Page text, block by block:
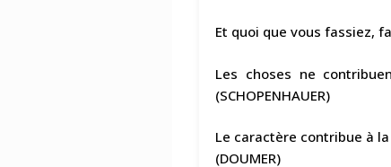
Et quoi que vous fassiez,
Les choses ne
(SCHOPENHAUER)
Le caractère contribue à
(DOUMER)